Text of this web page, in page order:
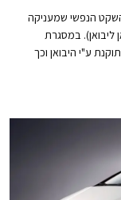
הנפשי שמעניקה
ליבואן). במסגרת
ע"י היבואן וכך